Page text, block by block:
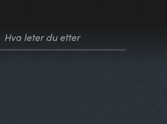
Hva leter du etter